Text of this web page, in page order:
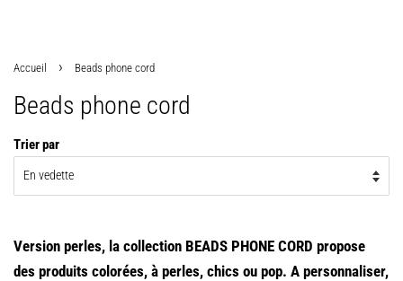
Accueil › Beads phone cord
Beads phone cord
Trier par
Version perles, la collection BEADS PHONE CORD propose
des produits colorées, à perles, chics ou pop. A personnaliser,